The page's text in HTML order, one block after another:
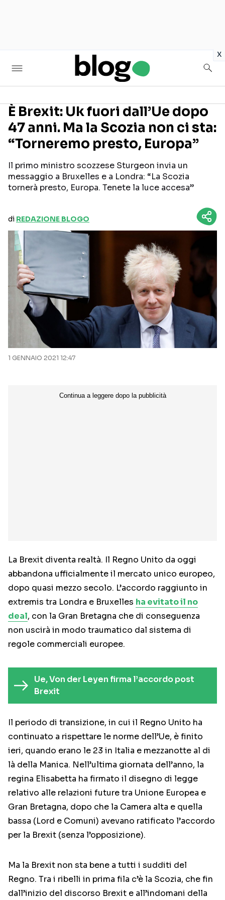
x
Seguici sui social
È Brexit: Uk fuori dall’Ue dopo
47 anni. Ma la Scozia non ci sta:
“Torneremo presto, Europa”
Il primo ministro scozzese Sturgeon invia un
messaggio a Bruxelles e a Londra: “La Scozia
tornerà presto, Europa. Tenete la luce accesa”
di REDAZIONE BLOGO
1 GENNAIO 2021 12:47
La Brexit diventa realtà. Il Regno Unito da oggi
abbandona ufficialmente il mercato unico europeo,
dopo quasi mezzo secolo. L’accordo raggiunto in
extremis tra Londra e Bruxelles ha evitato il no
deal, con la Gran Bretagna che di conseguenza
non uscirà in modo traumatico dal sistema di
regole commerciali europee.
Ue, Von der Leyen firma l’accordo post
Brexit
Il periodo di transizione, in cui il Regno Unito ha
continuato a rispettare le norme dell’Ue, è finito
ieri, quando erano le 23 in Italia e mezzanotte al di
là della Manica. Nell’ultima giornata dell’anno, la
regina Elisabetta ha firmato il disegno di legge
relativo alle relazioni future tra Unione Europea e
Gran Bretagna, dopo che la Camera alta e quella
bassa (Lord e Comuni) avevano ratificato l’accordo
per la Brexit (senza l’opposizione).
Ma la Brexit non sta bene a tutti i sudditi del
Regno. Tra i ribelli in prima fila c’è la Scozia, che fin
dall’inizio del discorso Brexit e all’indomani della